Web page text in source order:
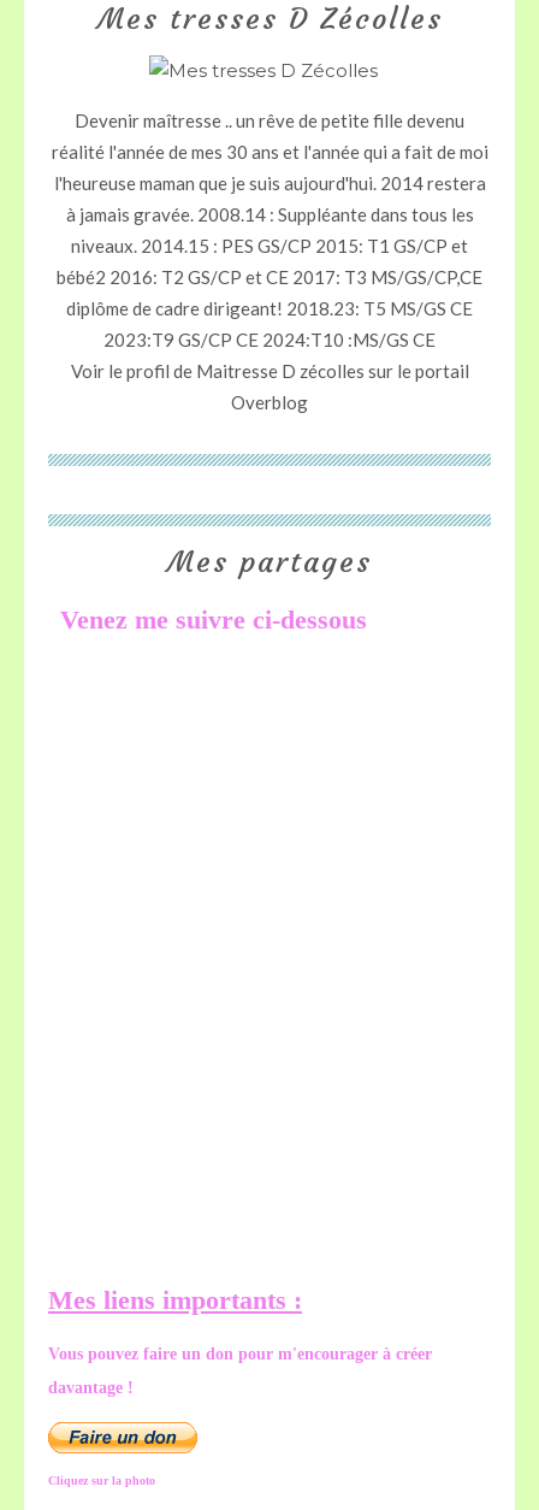
Mes tresses D Zécolles
Devenir maîtresse .. un rêve de petite fille devenu
réalité l'année de mes 30 ans et l'année qui a fait de moi
l'heureuse maman que je suis aujourd'hui. 2014 restera
à jamais gravée. 2008.14 : Suppléante dans tous les
niveaux. 2014.15 : PES GS/CP 2015: T1 GS/CP et
bébé2 2016: T2 GS/CP et CE 2017: T3 MS/GS/CP,CE
diplôme de cadre dirigeant! 2018.23: T5 MS/GS CE
2023:T9 GS/CP CE 2024:T10 :MS/GS CE
Voir le profil de Maitresse D zécolles sur le portail
Overblog
Mes partages
Venez me suivre ci-dessous
Mes liens importants :
Vous pouvez faire un don pour m'encourager à créer
davantage !
Cliquez sur la photo